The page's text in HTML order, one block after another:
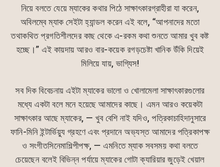
নিয়ে বলতে যেয়ে ম্যাকের কথার পিঠে সাক্ষাৎকারগ্রাহীরা যা করেন,
অবিলম্বে ম্যাক সেইটা হ্যান্ডল করেন এই বলে, “আপনাদের মতো
তথাকথিত প্রগতিশীলদের কাছ থেকে এ-রকম কথা শুনতে আমার খুব কষ্ট
হচ্ছে।” এই কায়দায় আরও বার-কয়েক রগড়চেষ্টা খানিক উঁকি দিয়েই
মিলিয়ে যায়, ভাগ্যিস!
সব দিক বিবেচনায় এইটা ম্যাকের ভালো ও খোলামেলা সাক্ষাৎকারগুলোর
মধ্যে একটা বলে মনে হয়েছে আমাদের কাছে। এমন আরও কয়েকটা
সাক্ষাৎকার আছে ম্যাকের, — খুব বেশি নাই যদিও, পত্রিকাচাহিদানুসারে
ফানি-মিনি ইন্টার্ভিয়্যু গ্রহণে এবং প্রদানে অভ্যস্ত আমাদের পত্রিকাপক্ষ
ও সংগীতসিনেমাশিল্পীপক্ষ, — এমনিতে ম্যাক সবসময় কথা বলতে
চেয়েছেন বলেই বিভিন্ন পর্যায়ে ম্যাকের গোটা ক্যারিয়ার জুড়েই খেয়াল